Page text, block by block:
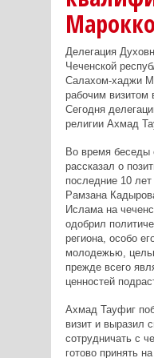
Марокко
Делегация
Чеченской
Салахом-хаджи
рабочим визитом
Сегодня
религии Ахмад
Во время
рассказал о
последние 10
Рамзана
Ислама на
одобрил
региона, особо
молодежью,
прежде всего
ценностей
Ахмад Тауфиг
визит и выразил
сотрудничать с
готово принять